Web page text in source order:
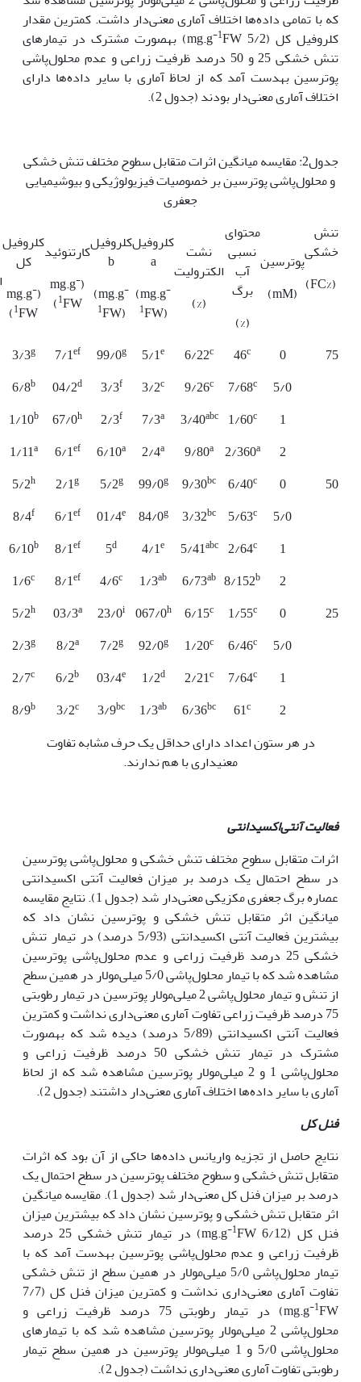
که با تمامی داده‌ها اختلاف آماری معنی‌دار داشت. کم‏ترین مقدار
کلروفیل کل (5/2 mg.g
-1
FW) به‏صورت مشترک در تیمارهای
تنش خشکی 25 و 50 درصد ظرفیت زراعی و عدم محلول‌پاشی
پوترسین به­دست آمد که از لحاظ آماری با سایر داده‌ها دارای
اختلاف آماری معنی‌دار بودند (جدول 2).
جدول2: مقایسه میانگین اثرات متقابل سطوح مختلف تنش خشکی
و محلول‌پاشی پوترسین بر خصوصیات فیزیولوژیکی و بیوشیمیایی
جعفری
تنش
خشکی
(%FC)
پوترسین
(mM)
محتوای
نسبی
آب
برگ
(%)
نشت
الکترولیت
(%)
کلروفیل
a
(mg.g-
1FW)
کلروفیل
b
(mg.g-
1FW)
کارتنوئید
(mg.g
-
1FW)
کلروفیل
کل
(mg.g
-
1FW)
75
0
46c
6/22c
5/1e
99/0g
7/1ef
3/3g
5/0
7/68c
9/26c
3/2c
3/3f
04/2d
6/8b
1
1/60c
3/40abc
7/3a
2/3f
67/0h
1/10b
2
2/360a
9/80a
2/4a
6/10a
6/1ef
1/11a
50
0
6/40c
9/30bc
99/0g
5/2g
2/1g
5/2h
5/0
5/63c
3/32bc
84/0g
01/4e
6/1ef
8/4f
1
2/64c
5/41abc
4/1e
5d
8/1ef
6/10b
2
8/152b
6/73ab
1/3ab
4/6c
8/1ef
1/6c
25
0
1/55c
6/15c
067/0h
23/0i
03/3a
5/2h
5/0
6/46c
1/20c
92/0g
7/2g
8/2a
2/3g
1
7/64c
2/21c
1/2d
03/4e
6/2b
2/7c
2
61c
6/36bc
1/3ab
3/9bc
3/2c
8/9b
در هر ستون اعداد دارای حداقل یک حرف مشابه تفاوت
معنیداری با هم ندارند.
فعالیت آنتی‌اکسیدانتی
اثرات متقابل سطوح مختلف تنش خشکی و محلول‌پاشی پوترسین
در سطح احتمال یک درصد بر میزان فعالیت آنتی ‌اکسیدانتی
عصاره برگ جعفری مکزیکی معنی‌دار شد (جدول 1). نتایج مقایسه
میانگین اثر متقابل تنش خشکی و پوترسین نشان داد که
بیش‏ترین فعالیت آنتی ‌اکسیدانتی (5/93 درصد) در تیمار تنش
خشکی 25 درصد ظرفیت زراعی و عدم محلول‌پاشی پوترسین
مشاهده شد که با تیمار محلول‌پاشی 5/0 میلی‌مولار در همین سطح
از تنش و تیمار محلول‌پاشی 2 میلی‌مولار پوترسین در تیمار رطوبتی
75 درصد ظرفیت زراعی تفاوت آماری معنی‌داری نداشت و کم‏ترین
فعالیت آنتی‌ اکسیدانتی (5/89 درصد) دیده شد که به‏صورت
مشترک در تیمار تنش خشکی 50 درصد ظرفیت زراعی و
محلول‌پاشی 1 و 2 میلی‌مولار پوترسین مشاهده شد که از لحاظ
آماری با سایر داده‌ها اختلاف آماری معنی‌دار داشتند (جدول 2).
فنل کل
نتایج حاصل از تجزیه واریانس داده‌ها حاکی از آن بود که اثرات
متقابل تنش خشکی و سطوح مختلف پوترسین در سطح احتمال یک
درصد بر میزان فنل کل معنی‌دار شد (جدول 1). مقایسه میانگین
اثر متقابل تنش خشکی و پوترسین نشان داد که بیش‏ترین میزان
فنل کل (6/12 mg.g
-1
FW) در تیمار تنش خشکی 25 درصد
ظرفیت زراعی و عدم محلول‌پاشی پوترسین به­دست آمد که با
تیمار محلول‌پاشی 5/0 میلی‌مولار در همین سطح از تنش خشکی
تفاوت آماری معنی‌داری نداشت و کم‏ترین میزان فنل کل (7/7
mg.g-1
FW) در تیمار رطوبتی 75 درصد ظرفیت زراعی و
محلول‌پاشی 2 میلی‌مولار پوترسین مشاهده شد که با تیمارهای
محلول‌پاشی 5/0 و 1 میلی‌مولار پوترسین در همین سطح تیمار
رطوبتی تفاوت آماری معنی‌داری نداشت (جدول 2).